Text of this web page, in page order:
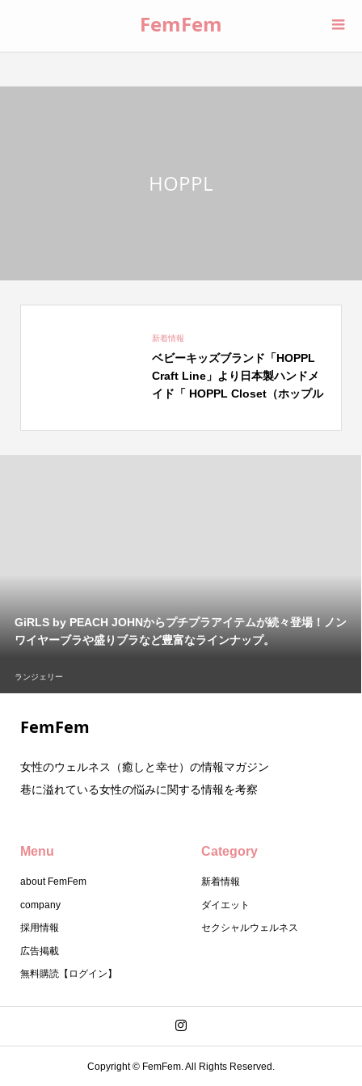
FemFem
HOPPL
新着情報
ベビーキッズブランド「HOPPL
Craft Line」より日本製ハンドメ
イド「 HOPPL Closet（ホップル
ンターナショナルギフト・ショー
GiRLS by PEACH JOHNからプチプラアイテムが続々登場！ノン
ワイヤーブラや盛りブラなど豊富なラインナップ。
ランジェリー
FemFem
女性のウェルネス（癒しと幸せ）の情報マガジン
巷に溢れている女性の悩みに関する情報を考察
Menu
about FemFem
company
採用情報
広告掲載
無料購読【ログイン】
Category
新着情報
ダイエット
セクシャルウェルネス
Copyright © FemFem. All Rights Reserved.